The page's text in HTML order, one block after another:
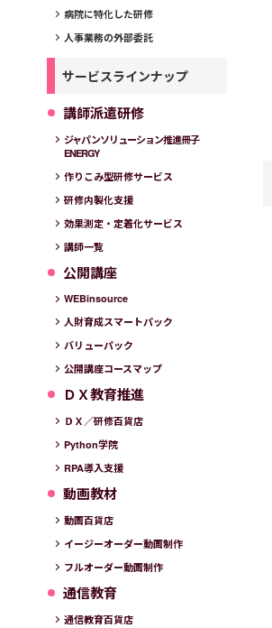
病院に特化した研修
人事業務の外部委託
サービスラインナップ
講師派遣研修
ジャパンソリューション推進冊子
ENERGY
作りこみ型研修サービス
研修内製化支援
効果測定・定着化サービス
講師一覧
公開講座
WEBinsource
人財育成スマートパック
バリューパック
公開講座コースマップ
ＤＸ教育推進
ＤＸ／研修百貨店
Python学院
RPA導入支援
動画教材
動画百貨店
イージーオーダー動画制作
フルオーダー動画制作
通信教育
通信教育百貨店